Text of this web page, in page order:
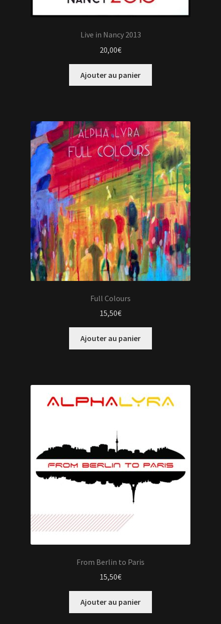
Live in Nancy 2013
20,00€
Ajouter au panier
Full Colours
15,50€
Ajouter au panier
From Berlin to Paris
15,50€
Ajouter au panier